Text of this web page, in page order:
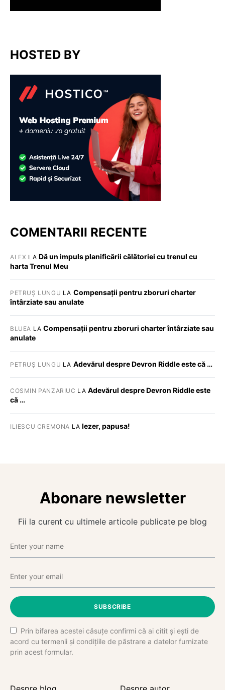
HOSTED BY
COMENTARII RECENTE
ALEX LA Dă un impuls planificării călătoriei cu trenul cu
harta Trenul Meu
PETRUȘ LUNGU LA Compensații pentru zboruri charter
întârziate sau anulate
BLUEA LACompensații pentru zboruri charter întârziate sau
anulate
PETRUȘ LUNGU LA Adevărul despre Devron Riddle este că …
COSMIN PANZARIUC LA Adevărul despre Devron Riddle este
că …
ILIESCU CREMONA LA Iezer, papusa!
Abonare newsletter
Fii la curent cu ultimele articole publicate pe blog
SUBSCRIBE
Prin bifarea acestei căsuțe confirmi că ai citit și ești de
acord cu termenii și condițiile de păstrare a datelor furnizate
prin acest formular.